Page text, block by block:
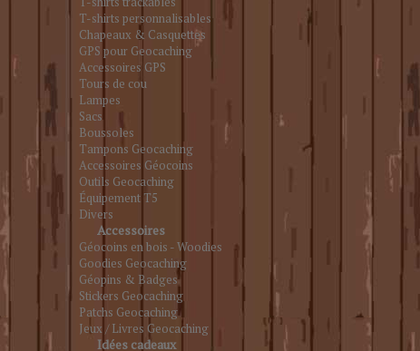
T-shirts personnalisables
Chapeaux & Casquettes
GPS pour Geocaching
Accessoires GPS
Tours de cou
Lampes
Sacs
Boussoles
Tampons Geocaching
Accessoires Géocoins
Outils Geocaching
Équipement T5
Divers
Accessoires
Géocoins en bois - Woodies
Goodies Geocaching
Géopins & Badges
Stickers Geocaching
Patchs Geocaching
Jeux / Livres Geocaching
Idées cadeaux